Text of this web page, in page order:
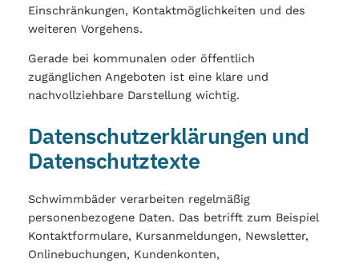
Einschränkungen, Kontaktmöglichkeiten und des
weiteren Vorgehens.
Gerade bei kommunalen oder öffentlich
zugänglichen Angeboten ist eine klare und
nachvollziehbare Darstellung wichtig.
Datenschutzerklärungen und
Datenschutztexte
Schwimmbäder verarbeiten regelmäßig
personenbezogene Daten. Das betrifft zum Beispiel
Kontaktformulare, Kursanmeldungen, Newsletter,
Onlinebuchungen, Kundenkonten,